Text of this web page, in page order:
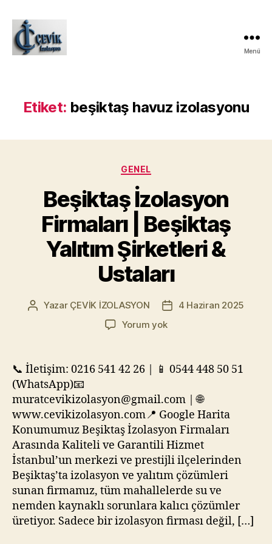
Menü
Etiket: beşiktaş havuz izolasyonu
Kategoriler
GENEL
Beşiktaş İzolasyon
Firmaları | Beşiktaş
Yalıtım Şirketleri &
Ustaları
Yazının
Yazar ÇEVİK İZOLASYON
Yazı4 Haziran 2025
Yorum yokBeşiktaş
Şirketleri
&
Ustaları
📞 İletişim: 0216 541 42 26 | 📱 0544 448 50 51
(WhatsApp)📧
muratcevikizolasyon@gmail.com | 🌐
www.cevikizolasyon.com📍 Google Harita
Konumumuz Beşiktaş İzolasyon Firmaları
Arasında Kaliteli ve Garantili Hizmet
İstanbul’un merkezi ve prestijli ilçelerinden
Beşiktaş’ta izolasyon ve yalıtım çözümleri
sunan firmamız, tüm mahallelerde su ve
nemden kaynaklı sorunlara kalıcı çözümler
üretiyor. Sadece bir izolasyon firması değil, […]